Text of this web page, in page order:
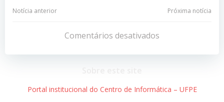
Navegação
Post
Notícia anterior
Navegação
de
Post
Próxima notícia
Comentários desativados
Portal institucional do Centro de Informática – UFPE